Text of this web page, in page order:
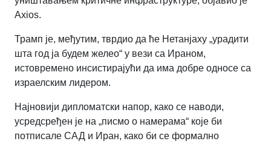
Axios.
Трамп је, међутим, тврдио да ће Нетанјаху „урадити
шта год ја будем желео“ у вези са Ираном,
истовремено инсистирајући да има добре односе са
израелским лидером.
Најновији дипломатски напор, како се наводи,
усредсређен је на „писмо о намерама“ које би
потписале САД и Иран, како би се формално